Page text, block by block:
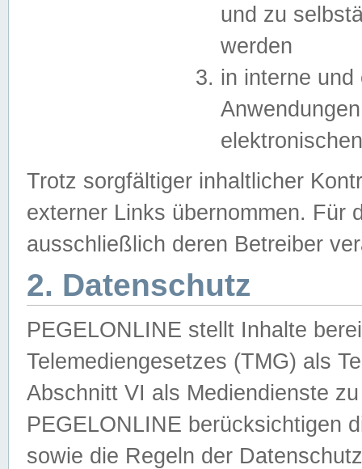
und zu
werden
in interne
Trotz sorgfältiger inhaltlicher
externer Links übernommen. Für
ausschließlich deren Betreiber
2. Datenschutz
PEGELONLINE stellt Inhalte
Telemediengesetzes (TMG) als
Abschnitt VI als Mediendienste
PEGELONLINE berücksichtigen
sowie die Regeln der